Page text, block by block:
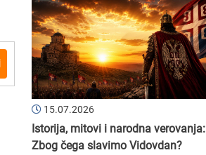
15.07.2026
Istorija, mitovi i narodna verovanja:
Zbog čega slavimo Vidovdan?